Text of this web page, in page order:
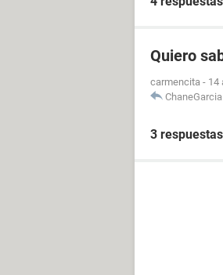
Quiero
carmencita - 14
ChaneGarcia
3 respuestas